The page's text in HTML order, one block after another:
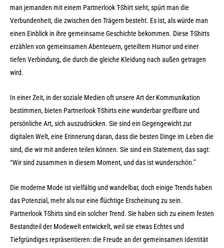
man jemanden mit einem Partnerlook T-Shirt sieht, spürt man die
Verbundenheit, die zwischen den Trägern besteht. Es ist, als würde man
einen Einblick in ihre gemeinsame Geschichte bekommen. Diese T-Shirts
erzählen von gemeinsamen Abenteuern, geteiltem Humor und einer
tiefen Verbindung, die durch die gleiche Kleidung nach außen getragen
wird.
In einer Zeit, in der soziale Medien oft unsere Art der Kommunikation
bestimmen, bieten Partnerlook T-Shirts eine wunderbar greifbare und
persönliche Art, sich auszudrücken. Sie sind ein Gegengewicht zur
digitalen Welt, eine Erinnerung daran, dass die besten Dinge im Leben die
sind, die wir mit anderen teilen können. Sie sind ein Statement, das sagt:
“Wir sind zusammen in diesem Moment, und das ist wunderschön.”
Die moderne Mode ist vielfältig und wandelbar, doch einige Trends haben
das Potenzial, mehr als nur eine flüchtige Erscheinung zu sein.
Partnerlook T-Shirts sind ein solcher Trend. Sie haben sich zu einem festen
Bestandteil der Modewelt entwickelt, weil sie etwas Echtes und
Tiefgründiges repräsentieren: die Freude an der gemeinsamen Identität